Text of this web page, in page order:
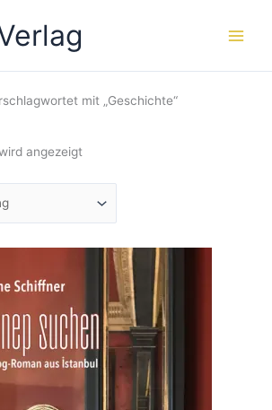
mit „Geschichte“
angezeigt